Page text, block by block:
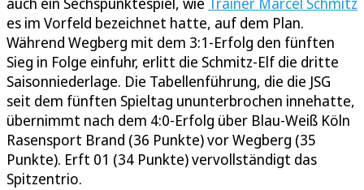
es im Vorfeld bezeichnet hatte, auf dem Plan.
Während Wegberg mit dem 3:1-Erfolg den fünften
Sieg in Folge einfuhr, erlitt die Schmitz-Elf die dritte
Saisonniederlage. Die Tabellenführung, die die JSG
seit dem fünften Spieltag ununterbrochen innehatte,
übernimmt nach dem 4:0-Erfolg über Blau-Weiß Köln
Rasensport Brand (36 Punkte) vor Wegberg (35
Punkte). Erft 01 (34 Punkte) vervollständigt das
Spitzentrio.